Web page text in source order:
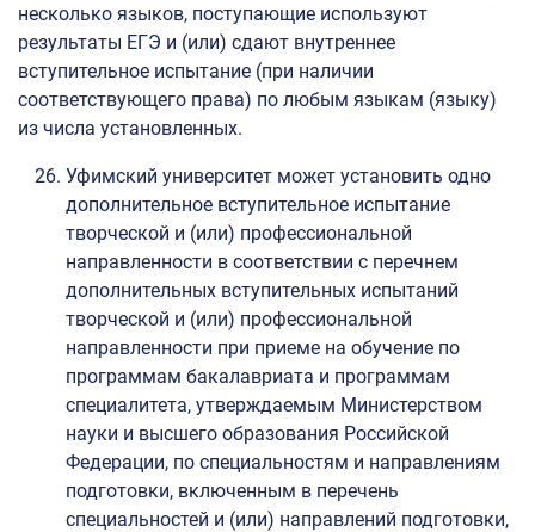
несколько языков, поступающие используют
результаты ЕГЭ и (или) сдают внутреннее
вступительное испытание (при наличии
соответствующего права) по любым языкам (языку)
из числа установленных.
Уфимский университет может установить одно
дополнительное вступительное испытание
творческой и (или) профессиональной
направленности в соответствии с перечнем
дополнительных вступительных испытаний
творческой и (или) профессиональной
направленности при приеме на обучение по
программам бакалавриата и программам
специалитета, утверждаемым Министерством
науки и высшего образования Российской
Федерации, по специальностям и направлениям
подготовки, включенным в перечень
специальностей и (или) направлений подготовки,